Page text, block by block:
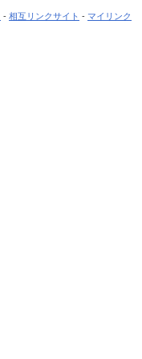
- 相互リンクサイト - マイリンク